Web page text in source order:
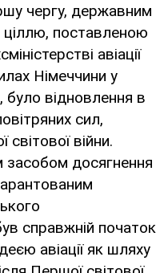
чергу, державним
поставленою
авіації
Німеччини у
відновлення в
сил,
війни.
досягнення
справжній початок
авіації як шляху